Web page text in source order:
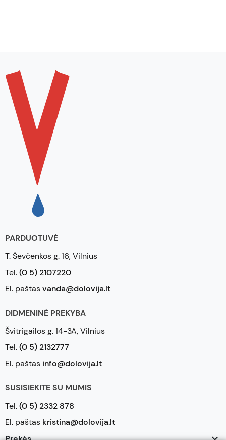
PARDUOTUVĖ
T. Ševčenkos g. 16, Vilnius
Tel.(0 5) 2107220
El. paštasvanda@dolovija.lt
DIDMENINĖ PREKYBA
Švitrigailos g. 14-3A, Vilnius
Tel.(0 5) 2132777
El. paštas info@dolovija.lt
SUSISIEKITE SU MUMIS
Tel.(0 5) 2332 878
El. paštas kristina@dolovija.lt